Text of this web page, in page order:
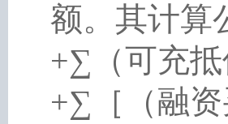
额。其计算
+∑（可充
+∑［（融